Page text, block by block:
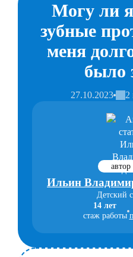
Могу ли
зубные
меня
было
27.10.2023 2
автор
Ильин
Детский
14 лет
стаж работы